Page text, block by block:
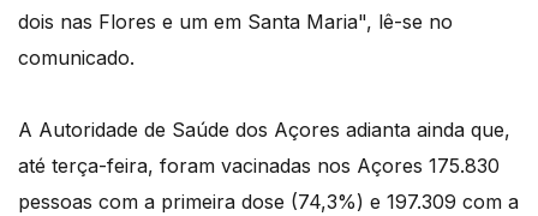
dois nas Flores e um em Santa Maria", lê-se no
comunicado.
A Autoridade de Saúde dos Açores adianta ainda que,
até terça-feira, foram vacinadas nos Açores 175.830
pessoas com a primeira dose (74,3%) e 197.309 com a